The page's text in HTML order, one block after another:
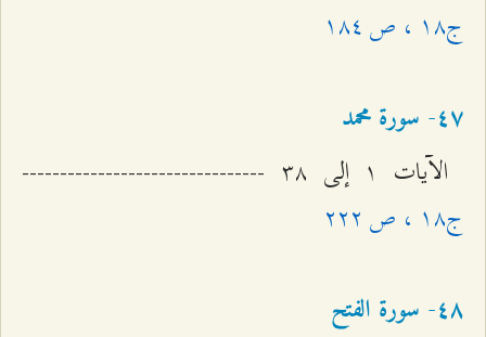
ج۱۸ ، ص ۱۸٤
٤۷- سورة محمد
الآيات ۱ إلى ٣۸ --------------------------------
ج۱۸ ، ص ٢٢٢
٤۸- سورة الفتح